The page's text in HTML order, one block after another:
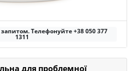
запитом. Телефонуйте +38 050 377
1311
для проблемної